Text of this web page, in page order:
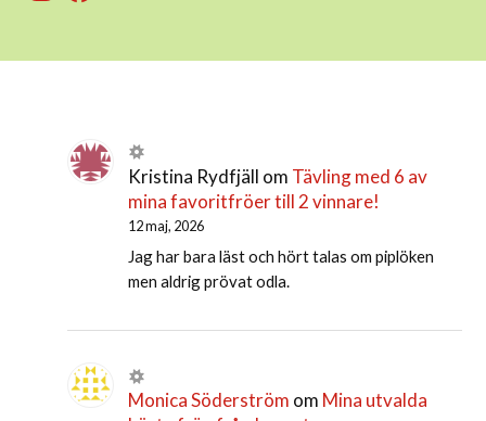
Kristina Rydfjäll om Tävling med 6 av
mina favoritfröer till 2 vinnare!
12 maj, 2026
Jag har bara läst och hört talas om piplöken
men aldrig prövat odla.
Monica Söderström om Mina utvalda